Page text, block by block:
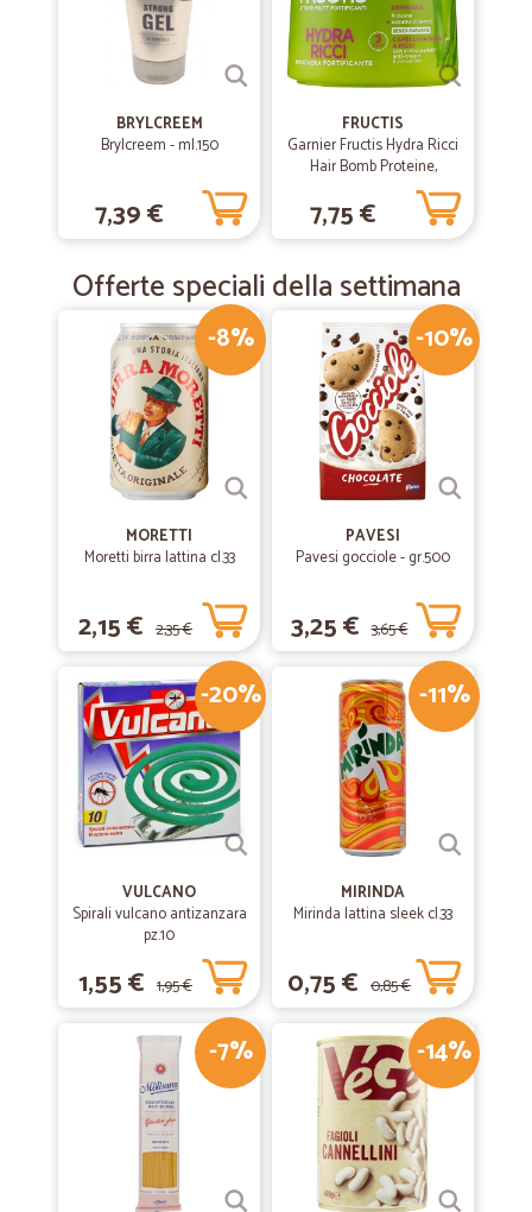
20/02/2020
—Armanda V.
prodotti ottimi arrivati velocemente.
prodotti ottimi arrivati velocemente.
11/12/2019
Giovanni R.
Puntuali
Puntuali È andata bene Soddisfatto
BRYLCREEM
Brylcreem - ml.150
7,39 €
FRUCTIS
Garnier Fructis Hydra Ricci
Hair Bomb Proteine,
maschera ultra idratante
320 ml
7,75 €
Offerte speciali della settimana
-8%
MORETTI
Moretti birra lattina cl.33
2,15 € 2,35 €
-10%
PAVESI
Pavesi gocciole - gr.500
3,25 € 3,65 €
-20%
VULCANO
Spirali vulcano antizanzara
pz.10
1,55 € 1,95 €
-11%
MIRINDA
Mirinda lattina sleek cl.33
0,75 € 0,85 €
-7% -14%